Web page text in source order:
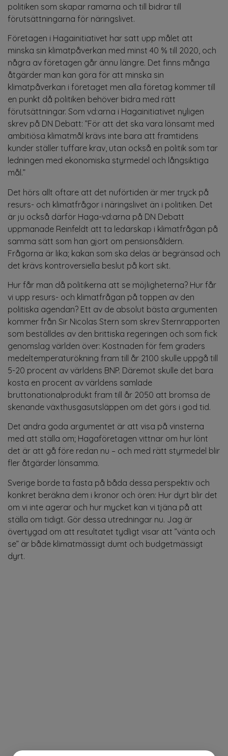
politiken som skapar ramarna och till bidrar till
förutsättningarna för näringslivet.
Företagen i Hagainitiativet har satt upp målet att
minska sin klimatpåverkan med minst 40 % till 2020, och
några av företagen går ännu längre. Det finns många
åtgärder man kan göra för att minska sin
klimatpåverkan i företaget men alla företag kommer till
en punkt då politiken behöver bidra med rätt
förutsättningar. Som vd:arna i Hagainitiativet nyligen
skrev på DN Debatt: ”För att det ska vara lönsamt med
ambitiösa klimatmål krävs inte bara att framtidens
kunder ställer tuffare krav, utan också en politik som tar
ledningen med ekonomiska styrmedel och långsiktiga
mål.”
Det hörs allt oftare att det nuförtiden är mer tryck på
resurs- och klimatfrågor i näringslivet än i politiken. Det
är ju också därför Haga-vd:arna på DN Debatt
uppmanade Reinfeldt att ta ledarskap i klimatfrågan på
samma sätt som han gjort om pensionsåldern.
Frågorna är lika; kakan som ska delas är begränsad och
det krävs kontroversiella beslut på kort sikt.
Hur får man då politikerna att se möjligheterna? Hur får
vi upp resurs- och klimatfrågan på toppen av den
politiska agendan? Ett av de absolut bästa argumenten
kommer från Sir Nicolas Stern som skrev Sternrapporten
som beställdes av den brittiska regeringen och som fick
genomslag världen över: Kostnaden för fem graders
medeltemperaturökning fram till år 2100 skulle uppgå till
5-20 procent av världens BNP. Däremot skulle det bara
kosta en procent av världens samlade
bruttonationalprodukt fram till år 2050 att bromsa de
skenande växthusgasutsläppen om det görs i god tid.
Det andra goda argumentet är att visa på vinsterna
med att ställa om; Hagaföretagen vittnar om hur lönt
det är att gå före redan nu – och med rätt styrmedel blir
fler åtgärder lönsamma.
Sverige borde ta fasta på båda dessa perspektiv och
konkret beräkna dem i kronor och ören: Hur dyrt blir det
om vi inte agerar och hur mycket kan vi tjäna på att
ställa om tidigt. Gör dessa utredningar nu. Jag är
övertygad om att resultatet tydligt visar att ”vänta och
se” är både klimatmässigt dumt och budgetmässigt
dyrt.